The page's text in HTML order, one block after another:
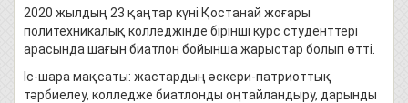
2020 жылдың 23 қаңтар күні Қостанай жоғары
политехникалық колледжінде бірінші курс студенттері
арасында шағын биатлон бойынша жарыстар болып өтті.
Іс-шара мақсаты: жастардың әскери-патриоттық
тәрбиелеу, колледже биатлонды оңтайландыру, дарынды